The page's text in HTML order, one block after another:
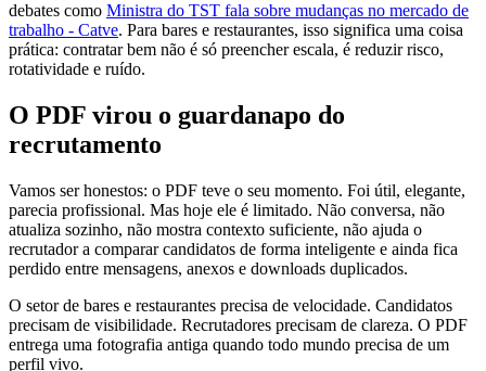
debates como Ministra do TST fala sobre mudanças no mercado de
trabalho - Catve. Para bares e restaurantes, isso significa uma coisa
prática: contratar bem não é só preencher escala, é reduzir risco,
rotatividade e ruído.
O PDF virou o guardanapo do
recrutamento
Vamos ser honestos: o PDF teve o seu momento. Foi útil, elegante,
parecia profissional. Mas hoje ele é limitado. Não conversa, não
atualiza sozinho, não mostra contexto suficiente, não ajuda o
recrutador a comparar candidatos de forma inteligente e ainda fica
perdido entre mensagens, anexos e downloads duplicados.
O setor de bares e restaurantes precisa de velocidade. Candidatos
precisam de visibilidade. Recrutadores precisam de clareza. O PDF
entrega uma fotografia antiga quando todo mundo precisa de um
perfil vivo.